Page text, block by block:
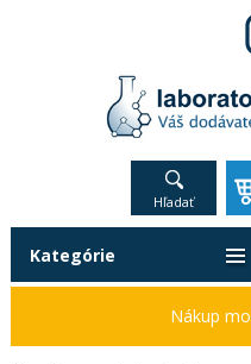
Hľadať
Kategórie
Nákup